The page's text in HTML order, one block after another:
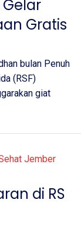
Gratis
bulan Penuh
(RSF)
giat
di RS